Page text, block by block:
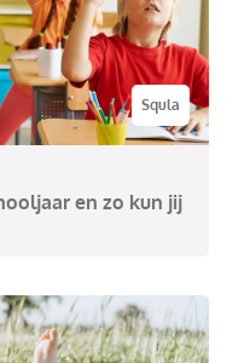
Squla
en zo kun jij